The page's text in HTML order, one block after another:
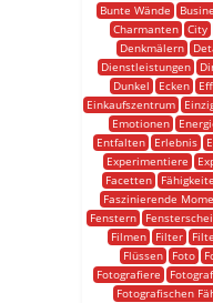
Bunte Wände
Charmanten City
Denkmälern
Dienstleistungen
Dunkel
Ecken
Einkaufszentrum
Emotionen
Entfalten
Erlebnis
Experimentiere
Facetten
Faszinierende
Fenstern
Filmen
Filter
Flüssen
Foto
Fotografiere
Fotografischen